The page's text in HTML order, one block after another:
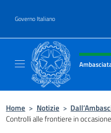
Governo Italiano
Intestazione
Home > Notizie >
Controlli alle frontiere in